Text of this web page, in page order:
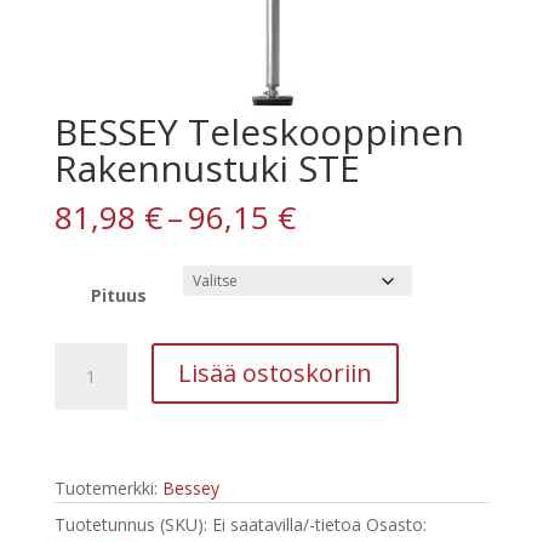
BESSEY Teleskooppinen
Rakennustuki STE
81,98 €–96,15 €Hintaluokka:
81,98 €
96,15 €
Pituus
Teleskooppinen
Lisää ostoskoriin
Tuotemerkki: Bessey
Tuotetunnus (SKU): Ei saatavilla/-tietoa Osasto: